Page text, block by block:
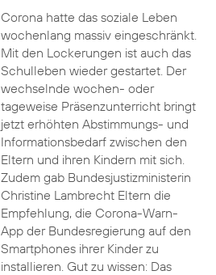
Corona hatte das soziale Leben
wochenlang massiv eingeschränkt.
Mit den Lockerungen ist auch das
Schulleben wieder gestartet. Der
wechselnde wochen- oder
tageweise Präsenzunterricht bringt
jetzt erhöhten Abstimmungs- und
Informationsbedarf zwischen den
Eltern und ihren Kindern mit sich.
Zudem gab Bundesjustizministerin
Christine Lambrecht Eltern die
Empfehlung, die Corona-Warn-
App der Bundesregierung auf den
Smartphones ihrer Kinder zu
installieren. Gut zu wissen: Das